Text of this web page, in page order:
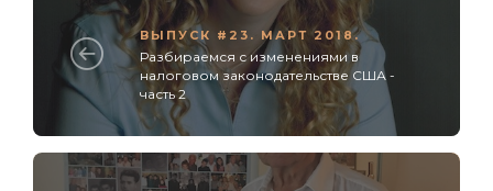
ВЫПУСК #23. МАРТ 2018.
Разбираемся с изменениями в
налоговом законодательстве США -
часть 2